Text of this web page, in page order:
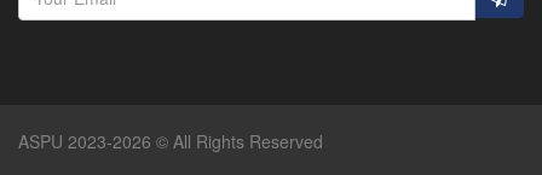
ASPU 2023-2026 © All Rights Reserved